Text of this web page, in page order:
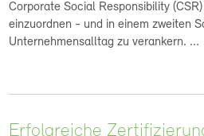
Corporate Social Responsibility
einzuordnen - und in einem zweiten
Unternehmensalltag zu verankern. ...
Erfolgreiche